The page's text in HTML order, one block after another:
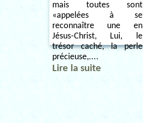
mais toutes sont
«appelées à se
reconnaître une en
Jésus-Christ, Lui, le
trésor caché, la perle
précieuse,....
Lire la suite